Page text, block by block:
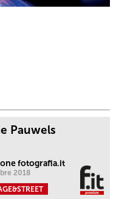
Pauwels
fotografia.it
2018